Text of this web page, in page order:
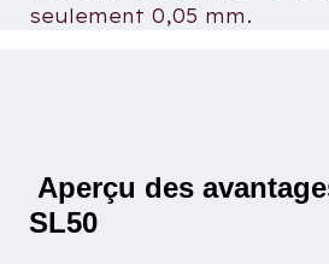
seulement 0,05 mm.
Aperçu des
SL50